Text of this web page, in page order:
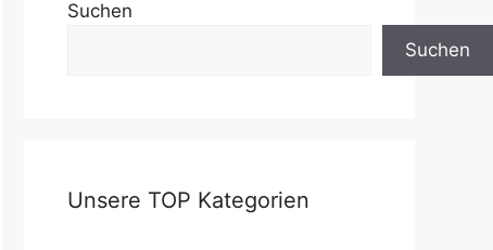
Suchen
Suchen
Unsere TOP Kategorien